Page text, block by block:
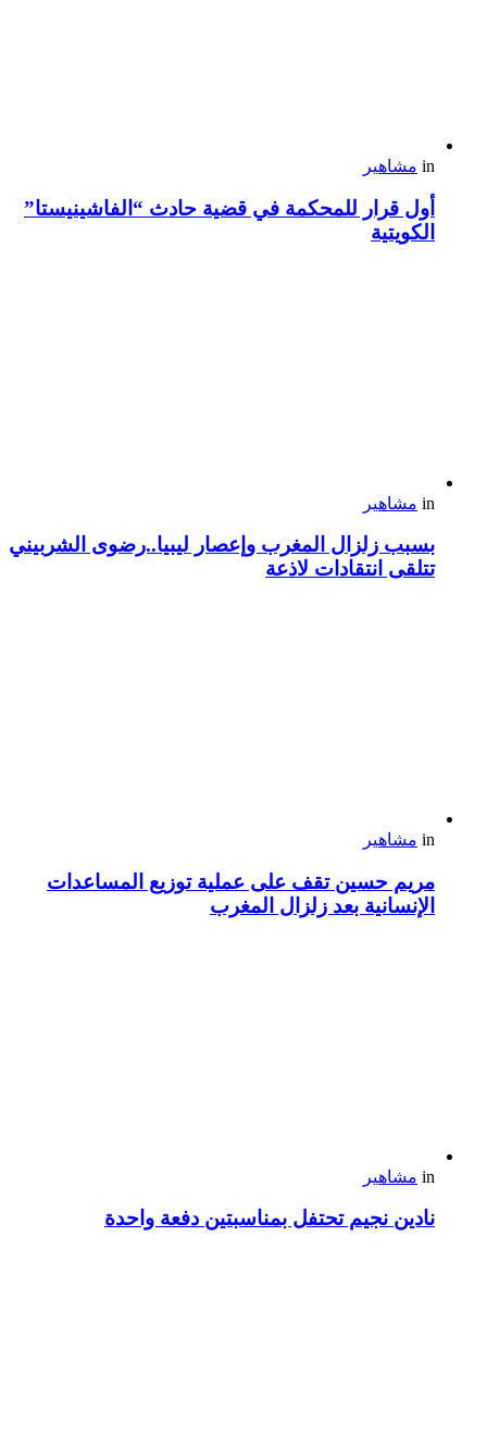
in مشاهير
أول قرار للمحكمة في قضية حادث “الفاشينيستا”
الكويتية
in مشاهير
بسبب زلزال المغرب وإعصار ليبيا..رضوى الشربيني
تتلقى انتقادات لاذعة
in مشاهير
مريم حسين تقف على عملية توزيع المساعدات
الإنسانية بعد زلزال المغرب
in مشاهير
نادين نجيم تحتفل بمناسبتين دفعة واحدة